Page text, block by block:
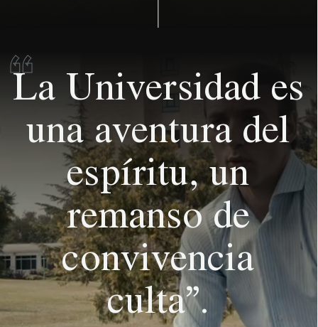
“
La Universidad es
una aventura del
espíritu, un
remanso de
convivencia
culta”.